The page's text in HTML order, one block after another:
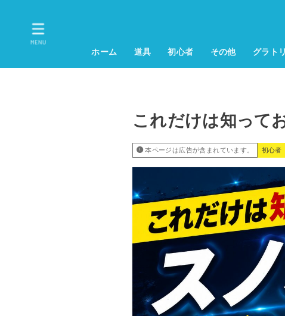
ホーム 道具 初心者 その他 グラトリ
MENU
これだけは知って
本ページは広告が含まれています。 初心者